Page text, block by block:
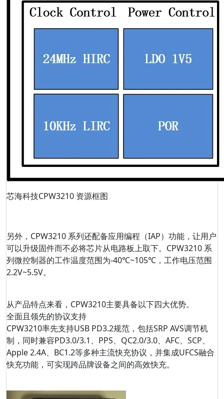
芯海科技CPW3210 资源框图
另外，CPW3210 系列还配备应用编程（IAP）功能，让用户
可以升级固件而不必将芯片从电路板上取下。CPW3210 系
列微控制器的工作温度范围为-40℃~105℃，工作电压范围
2.2V~5.5V。
从产品特点来看，CPW3210主要具备以下四大优势。
全面且领先的协议支持
CPW3210率先支持USB PD3.2规范，包括SRP AVS调节机
制，同时兼容PD3.0/3.1、PPS、QC2.0/3.0、AFC、SCP、
Apple 2.4A、BC1.2等多种主流快充协议，并集成UFCS融合
快充功能，可实现跨品牌设备之间的高效快充。